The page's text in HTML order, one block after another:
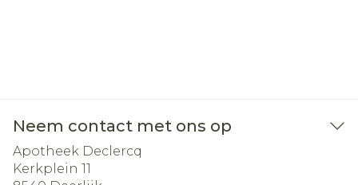
Neem contact met ons op
Apotheek Declercq
Kerkplein 11